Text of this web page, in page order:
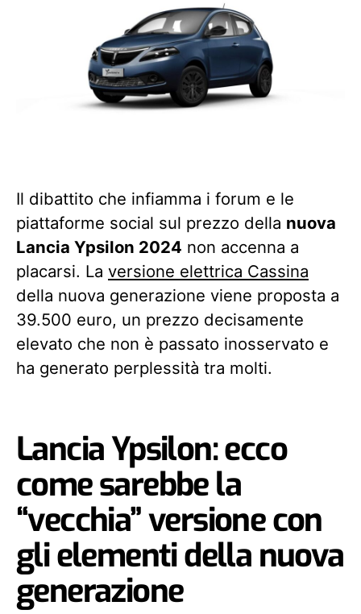
Il dibattito che infiamma i forum e le
piattaforme social sul prezzo della nuova
Lancia Ypsilon 2024 non accenna a
placarsi. La versione elettrica Cassina
della nuova generazione viene proposta a
39.500 euro, un prezzo decisamente
elevato che non è passato inosservato e
ha generato perplessità tra molti.
Lancia Ypsilon: ecco
come sarebbe la
“vecchia” versione con
gli elementi della nuova
generazione